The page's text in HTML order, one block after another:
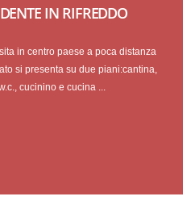
IN RIFREDDO
in centro paese a poca distanza
si presenta su due piani:cantina,
cucinino e cucina ...